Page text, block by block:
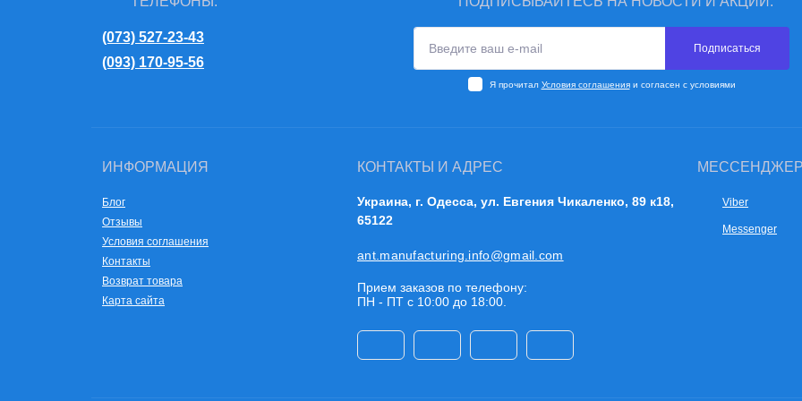
(073) 527-23-43
(093) 170-95-56
Подписаться
Я прочитал Условия соглашенияи согласен с условиями
ИНФОРМАЦИЯ
Блог
Отзывы
Условия соглашения
Контакты
Возврат товара
Карта сайта
КОНТАКТЫ И АДРЕС
Украина, г. Одесса, ул. Евгения Чикаленко, 89 к18,
65122
ant.manufacturing.info@gmail.com
Прием заказов по телефону:
ПН - ПТ с 10:00 до 18:00.
Viber
Messenger